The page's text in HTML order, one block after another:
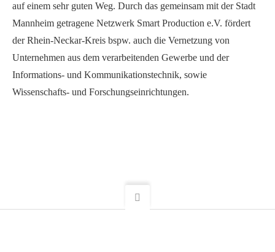
auf einem sehr guten Weg. Durch das gemeinsam mit der Stadt
Mannheim getragene Netzwerk Smart Production e.V. fördert
der Rhein-Neckar-Kreis bspw. auch die Vernetzung von
Unternehmen aus dem verarbeitenden Gewerbe und der
Informations- und Kommunikationstechnik, sowie
Wissenschafts- und Forschungseinrichtungen.